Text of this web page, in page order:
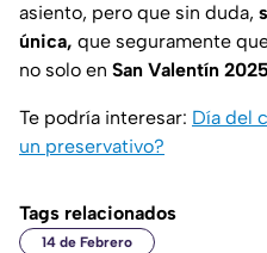
asiento, pero que sin duda,
única, que seguramente
no solo en San Valentín
Te podría interesar: Día del
un preservativo?
Tags relacionados
14 de Febrero